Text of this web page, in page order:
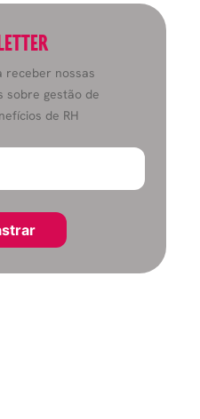
receber nossas
sobre gestão de
de RH